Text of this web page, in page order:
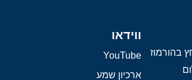
בהורמוז
ווידאו
YouTube
ארכיון שמע